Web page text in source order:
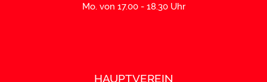
Mo. von 17.00 - 18.30 Uhr
HAUPTVEREIN